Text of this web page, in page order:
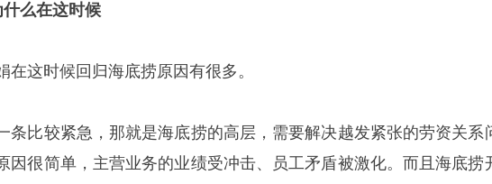
什么在这时候
在这时候回归海底捞原因有很多。
条比较紧急，那就是海底捞的高层，需要解决越发紧张的劳资关系
因很简单，主营业务的业绩受冲击、员工矛盾被激化。而且海底捞